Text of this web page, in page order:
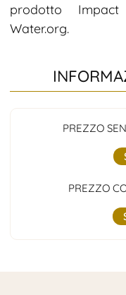
prodotto
Water.org.
PREZZO
PREZZO